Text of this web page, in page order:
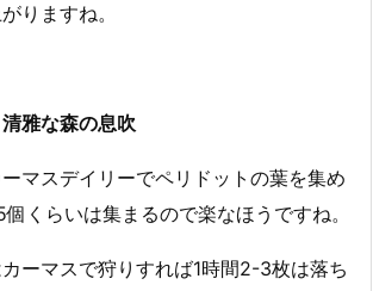
りますね。
雅な森の息吹
マスデイリーでペリドットの葉を集め
くらいは集まるので楽なほうですね。
ーマスで狩りすれば1時間2-3枚は落ち